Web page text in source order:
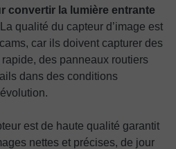
convertir la lumière entrante
qualité du capteur d’image est
car ils doivent capturer des
des panneaux routiers
dans des conditions
est de haute qualité garantit
nettes et précises, de jour